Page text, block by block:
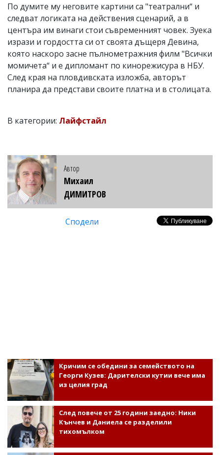
По думите му неговите картини са "театрални“ и
следват логиката на действения сценарий, а в
центъра им винаги стои съвременният човек. Зуека
изрази и гордостта си от своята дъщеря Девина,
която наскоро засне пълнометражния филм "Всички
момичета“ и е дипломант по кинорежисура в НБУ.
След края на пловдивската изложба, авторът
планира да представи своите платна и в столицата.
В категории: Лайфстайл
Автор
Михаил
ДИМИТРОВ
Сподели
Кричим се обедини за семейството на
Георги Кузев: Дарителски кутии вече има
из целия град
След повече от 25 години заедно: Ники
Кънчев и Даниела се разделили
тихомълком